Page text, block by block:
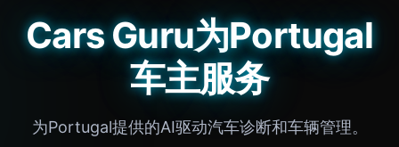
Cars Guru为Portugal
车主服务
为Portugal提供的AI驱动汽车诊断和车辆管理。